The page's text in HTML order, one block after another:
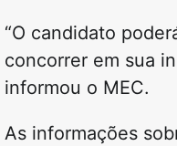
“O candidato
concorrer em sua
informou o MEC.
As informações